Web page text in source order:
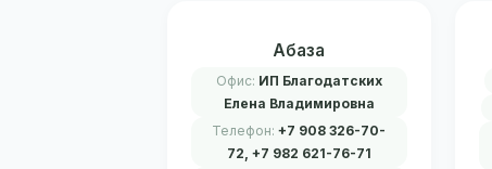
Абаза
Офис: ИП Благодатских
Елена Владимировна
Телефон:+7 908 326-70-
72, +7 982 621-76-71